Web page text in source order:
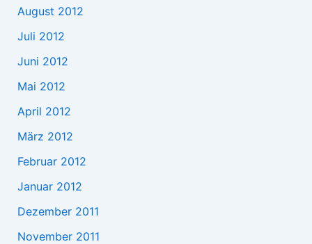
August 2012
Juli 2012
Juni 2012
Mai 2012
April 2012
März 2012
Februar 2012
Januar 2012
Dezember 2011
November 2011